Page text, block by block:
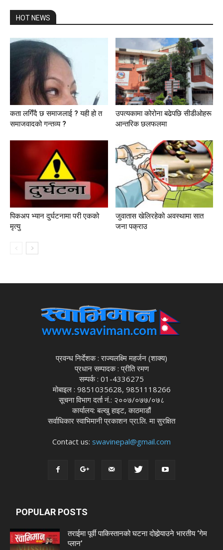
HOT NEWS
कता लगिँदै छ समाजलाई ? यही हो त
समाजवादको गन्तव्य ?
उपत्यकामा कोरोना बढेपछि सीडीओहरू
आन्तरिक छलफलमा
पिकअप भ्यान दुर्घटनामा परी एकको
मृत्यु
जुवातास खेलिरहेको अवस्थामा सात
जना पक्राउ
प्रवन्ध निर्देशक : राज्यलक्ष्मि महर्जन (शाक्य)
प्रधान सम्पादक : प्रीति रमण
सम्पर्क : 01-4336275
मोबाइल : 9851035628, 9851118266
सूचना विभाग दर्ता नं.: २००७/०७७/०७८
कार्यालय: बल्खु हाइट, काठमाडौं
सर्वाधिकार स्वाभिमानी प्रकाशन प्रा.लि. मा सुरक्षित
Contact us: swavinepal@gmail.com
POPULAR POSTS
तराईमा पूर्वी पाकिस्तानको घटना दोहोर्‍याउने भारतीय ‘गेम
प्लान’